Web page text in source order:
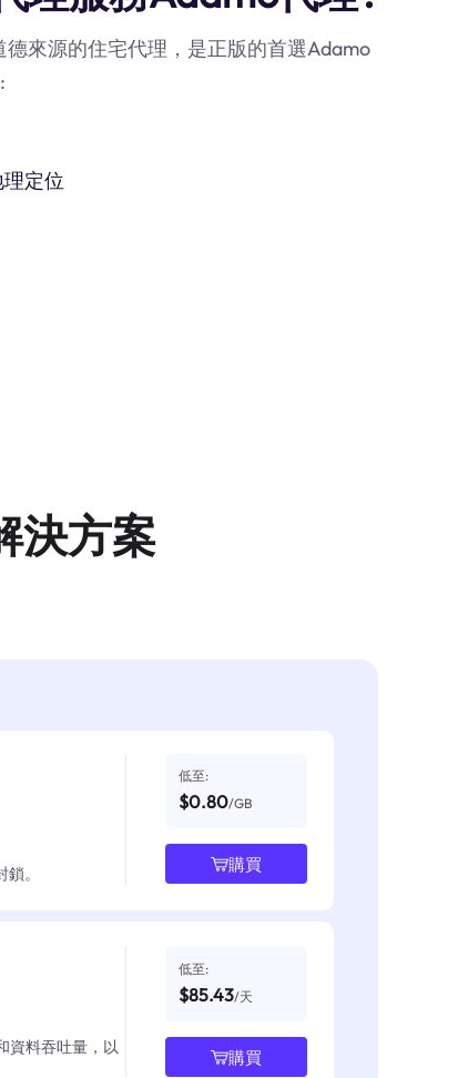
來源的住宅代理，是正版的首選Adamo
定位
決方案
。
低至:
$0.80/GB
購買
資料吞吐量，以
低至:
$85.43/天
購買